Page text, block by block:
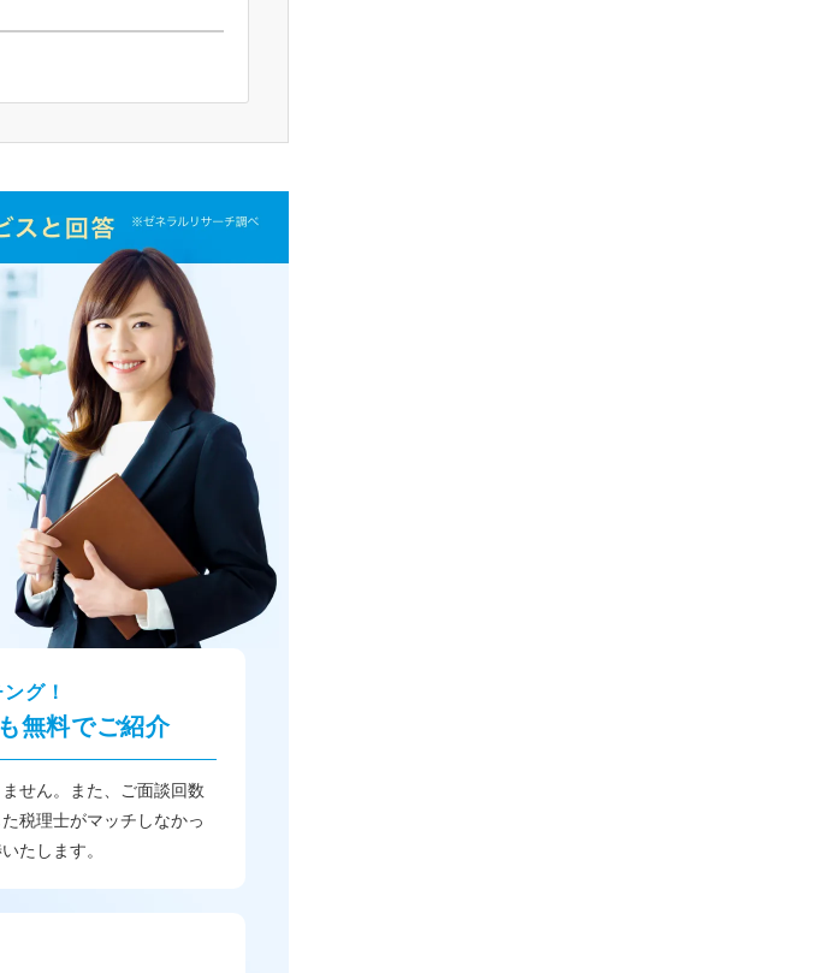
グ！
無料でご紹介
せん。また、ご面談回数
税理士がマッチしなかっ
たします。